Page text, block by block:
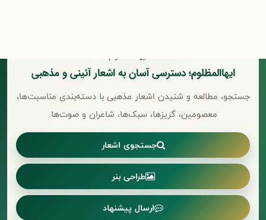
ایهاالمظلوم؛ دسترسی آسان به اشعار آئینی و مذهبی
جستجو، مطالعه و شنیدن اشعار مذهبی با دسته‌بندی مناسبت‌ها،
معصومین، گریزها، سبک‌ها، شاعران و صوت‌ها.
جستجوی اشعار
طراحی بنر
ارسال پیشنهاد